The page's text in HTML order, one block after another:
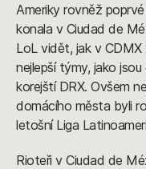
Ameriky rovněž
konala v Ciudad de
LoL vidět, jak v
nejlepší týmy, jako
korejští DRX. Ovšem
domácího města byli
letošní Liga
Rioteři v Ciudad de